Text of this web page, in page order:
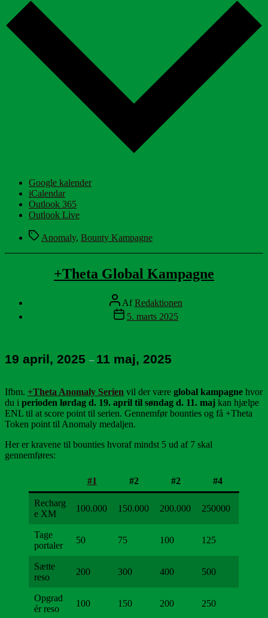
Google kalender
iCalendar
Outlook 365
Outlook Live
TagsAnomaly, Bounty Kampagne
+Theta Global Kampagne
Indlægsforfatter
AfRedaktionen
Indlægsdato
5. marts 2025
19 april, 2025 – 11 maj, 2025
Ifbm. +Theta Anomaly Serien vil der være global kampagne hvor
du i perioden lørdag d. 19. april til søndag d. 11. maj kan hjælpe
ENL til at score point til serien. Gennemfør bounties og få +Theta
Token point til Anomaly medaljen.
Her er kravene til bounties hvoraf mindst 5 ud af 7 skal
gennemføres:
#1 #2 #2 #4
Recharg
e XM
100.000 150.000 200.000 250000
Tage
portaler
50 75 100 125
Sætte
reso
200 300 400 500
Opgrad
ér reso
100 150 200 250